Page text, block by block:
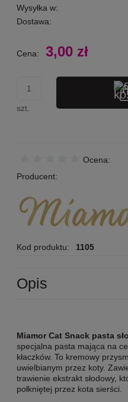
Wysyłka w:
Dostawa:
Cena nie zawiera
Cena: 3,00 zł
szt.
Ocena:
Producent:
Kod produktu: 1105
Opis
Miamor Cat Snack pasta
specjalna pasta mająca na
kłaczków. To kremowy
uwielbianym przez koty.
trawienie ekstrakt słodowy,
połkniętej przez kota sierści.